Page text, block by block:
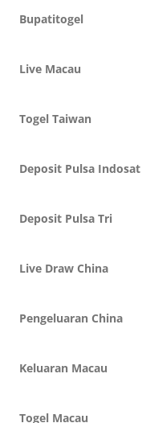
Bupatitogel
Live Macau
Togel Taiwan
Deposit Pulsa Indosat
Deposit Pulsa Tri
Live Draw China
Pengeluaran China
Keluaran Macau
Togel Macau